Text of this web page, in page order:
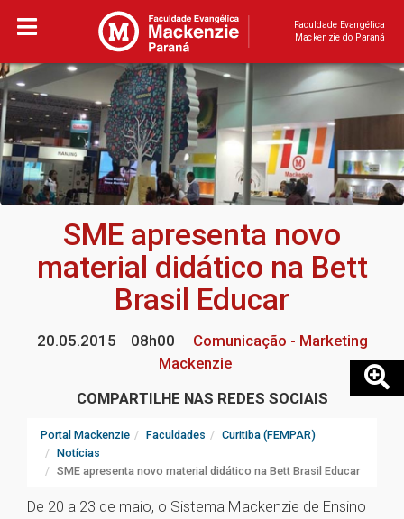
Faculdade Evangélica
Mackenzie do Paraná
SME apresenta novo
material didático na Bett
Brasil Educar
20.05.2015 08h00
Comunicação - Marketing
Mackenzie
COMPARTILHE NAS REDES SOCIAIS
Portal Mackenzie Faculdades
Curitiba (FEMPAR)
Notícias
SME apresenta novo material didático na Bett Brasil Educar
De 20 a 23 de maio, o Sistema Mackenzie de Ensino